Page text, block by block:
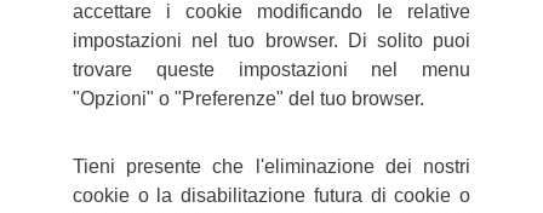
accettare i cookie modificando le relative
impostazioni nel tuo browser. Di solito puoi
trovare queste impostazioni nel menu
"Opzioni" o "Preferenze" del tuo browser.
Tieni presente che l'eliminazione dei nostri
cookie o la disabilitazione futura di cookie o